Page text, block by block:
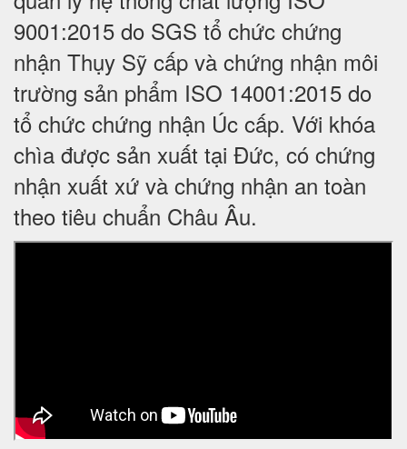
9001:2015 do SGS tổ chức chứng
nhận Thụy Sỹ cấp và chứng nhận môi
trường sản phẩm ISO 14001:2015 do
tổ chức chứng nhận Úc cấp. Với khóa
chìa được sản xuất tại Đức, có chứng
nhận xuất xứ và chứng nhận an toàn
theo tiêu chuẩn Châu Âu.